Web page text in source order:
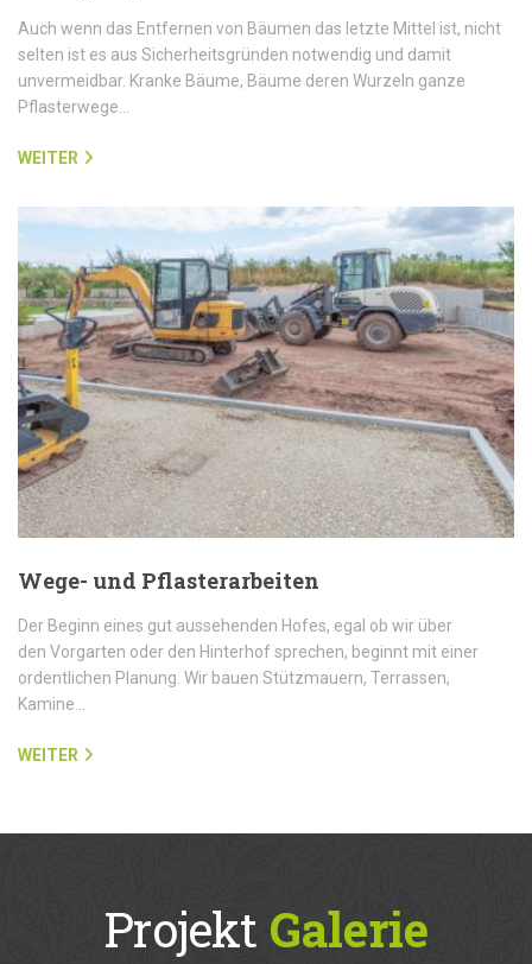
Auch wenn das Entfernen von Bäumen das letzte Mittel ist, nicht
selten ist es aus Sicherheitsgründen notwendig und damit
unvermeidbar. Kranke Bäume, Bäume deren Wurzeln ganze
Pflasterwege…
WEITER
Wege- und Pflasterarbeiten
Der Beginn eines gut aussehenden Hofes, egal ob wir über
den Vorgarten oder den Hinterhof sprechen, beginnt mit einer
ordentlichen Planung. Wir bauen Stützmauern, Terrassen,
Kamine…
WEITER
Projekt Galerie